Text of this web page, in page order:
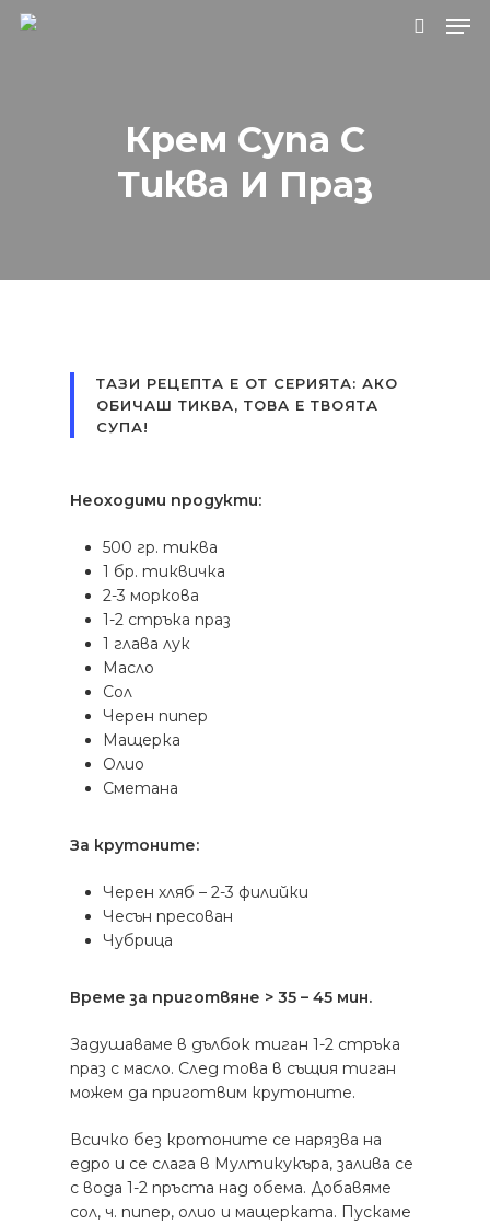
да затворите.
Крем Супа С
Тиква И Праз
ТАЗИ РЕЦЕПТА Е ОТ СЕРИЯТА: АКО
ОБИЧАШ ТИКВА, ТОВА Е ТВОЯТА
СУПА!
Неоходими продукти:
500 гр. тиква
1 бр. тиквичка
2-3 моркова
1-2 стръка праз
1 глава лук
Масло
Сол
Черен пипер
Мащерка
Олио
Сметана
За крутоните:
Черен хляб – 2-3 филийки
Чесън пресован
Чубрица
Време за приготвяне > 35 – 45 мин.
Задушаваме в дълбок тиган 1-2 стръка
праз с масло. След това в същия тиган
можем да приготвим крутоните.
Всичко без кротоните се нарязва на
едро и се слага в Мултикукъра, залива се
с вода 1-2 пръста над обема. Добавяме
сол, ч. пипер, олио и мащерката. Пускаме